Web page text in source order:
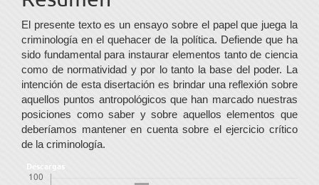
artículo
El presente texto es un ensayo sobre el papel que juega la
criminología en el quehacer de la política. Defiende que ha
sido fundamental para instaurar elementos tanto de ciencia
como de normatividad y por lo tanto la base del poder. La
intención de esta disertación es brindar una reflexión sobre
aquellos puntos antropológicos que han marcado nuestras
posiciones como saber y sobre aquellos elementos que
deberíamos mantener en cuenta sobre el ejercicio crítico
de la criminología.
Descargas